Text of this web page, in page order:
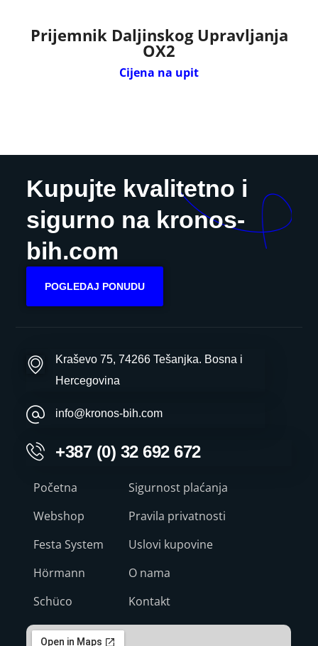
Prijemnik Daljinskog Upravljanja
OX2
Cijena na upit
Kupujte kvalitetno i
sigurno na kronos-
bih.com
POGLEDAJ PONUDU
Kraševo 75, 74266 Tešanjka. Bosna i
Hercegovina
info@kronos-bih.com
+387 (0) 32 692 672
Početna
Webshop
Festa System
Hörmann
Schüco
Sigurnost plaćanja
Pravila privatnosti
Uslovi kupovine
O nama
Kontakt